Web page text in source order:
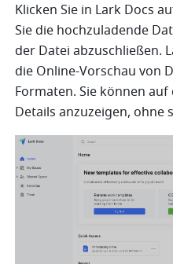
Klicken Sie in Lark Docs
Sie die hochzuladende
der Datei abzuschließen.
die Online-Vorschau von
Formaten. Sie können
Details anzuzeigen, ohne